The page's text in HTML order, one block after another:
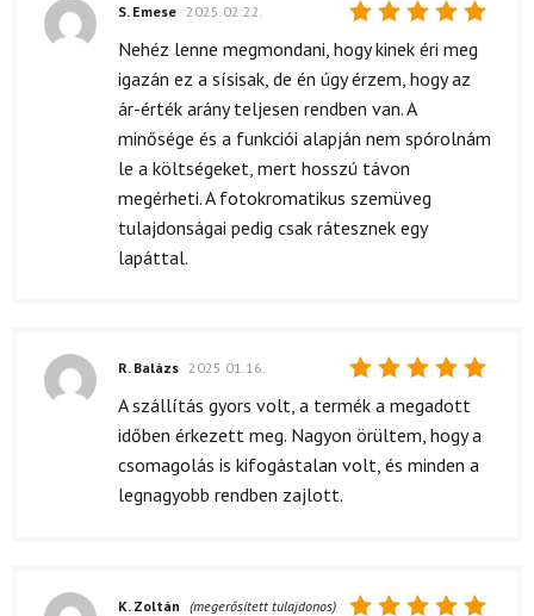
Értékelés:
5/ 5
S. Emese 2025.02.22.
Nehéz lenne megmondani, hogy kinek éri meg
igazán ez a sísisak, de én úgy érzem, hogy az
ár-érték arány teljesen rendben van. A
minősége és a funkciói alapján nem spórolnám
le a költségeket, mert hosszú távon
megérheti. A fotokromatikus szemüveg
tulajdonságai pedig csak rátesznek egy
lapáttal.
Értékelés:
/ 5
R. Balázs 2025.01.16.
A szállítás gyors volt, a termék a megadott
időben érkezett meg. Nagyon örültem, hogy a
csomagolás is kifogástalan volt, és minden a
legnagyobb rendben zajlott.
K. Zoltán (megerősített tulajdonos)